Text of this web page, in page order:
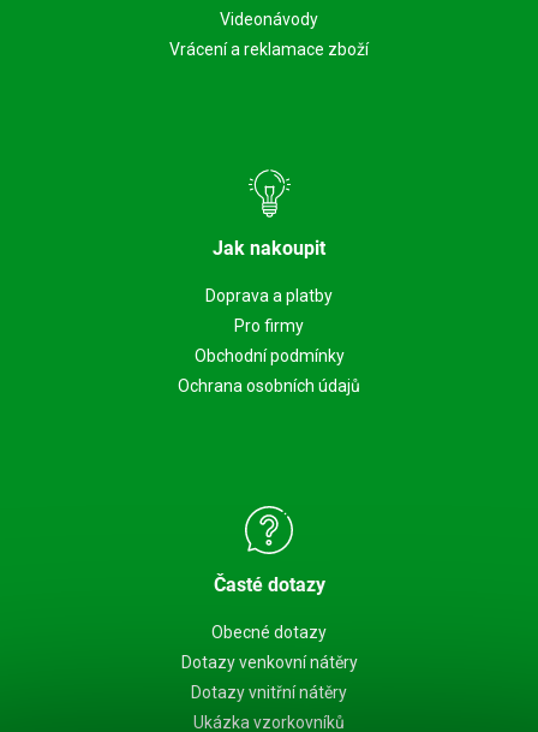
Videonávody
Vrácení a reklamace zboží
Jak nakoupit
Doprava a platby
Pro firmy
Obchodní podmínky
Ochrana osobních údajů
Časté dotazy
Obecné dotazy
Dotazy venkovní nátěry
Dotazy vnitřní nátěry
Ukázka vzorkovníků